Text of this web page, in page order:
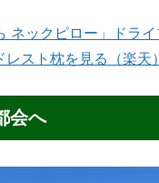
ネックピロー」ドラ
スト枕を見る（楽天）
会へ